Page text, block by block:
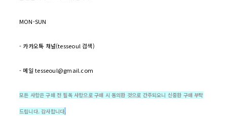
MON-SUN
- 카카오톡 채널(tesseoul 검색)
- 메일 tesseoul@gmail.com
모든 사항은 구매 전 필독 사항으로 구매 시 동의한 것으로 간주되오니 신중한 구매 부탁
드립니다. 감사합니다.